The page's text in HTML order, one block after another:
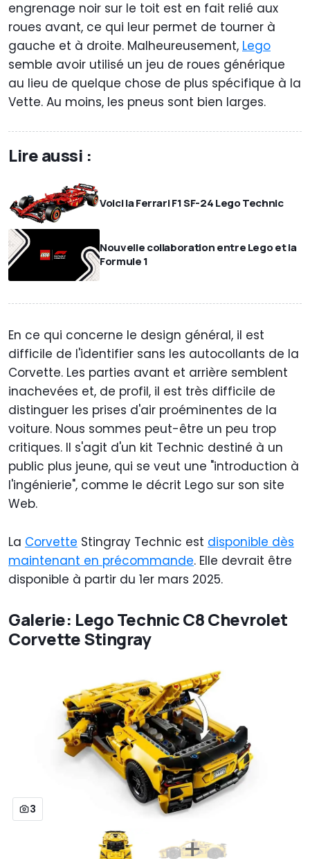
engrenage noir sur le toit est en fait relié aux
roues avant, ce qui leur permet de tourner à
gauche et à droite. Malheureusement, Lego
semble avoir utilisé un jeu de roues générique
au lieu de quelque chose de plus spécifique à la
Vette. Au moins, les pneus sont bien larges.
Lire aussi :
Voici la Ferrari F1 SF-24 Lego Technic
Nouvelle collaboration entre Lego et la
Formule 1
En ce qui concerne le design général, il est
difficile de l'identifier sans les autocollants de la
Corvette. Les parties avant et arrière semblent
inachevées et, de profil, il est très difficile de
distinguer les prises d'air proéminentes de la
voiture. Nous sommes peut-être un peu trop
critiques. Il s'agit d'un kit Technic destiné à un
public plus jeune, qui se veut une "introduction à
l'ingénierie", comme le décrit Lego sur son site
Web.
La Corvette Stingray Technic est disponible dès
maintenant en précommande. Elle devrait être
disponible à partir du 1er mars 2025.
Galerie: Lego Technic C8 Chevrolet
Corvette Stingray
3